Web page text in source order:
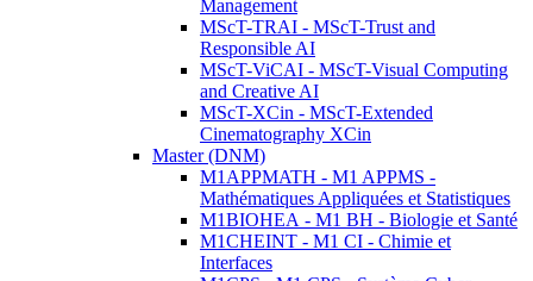
Management
MScT-TRAI - MScT-Trust and
Responsible AI
MScT-ViCAI - MScT-Visual Computing
and Creative AI
MScT-XCin - MScT-Extended
Cinematography XCin
Master (DNM)
M1APPMATH - M1 APPMS -
Mathématiques Appliquées et Statistiques
M1BIOHEA - M1 BH - Biologie et Santé
M1CHEINT - M1 CI - Chimie et
Interfaces